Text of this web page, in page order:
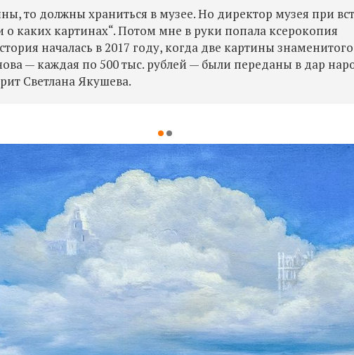
то должны храниться в музее. Но директор музея при
о каких картинах“. Потом мне в руки попала ксерокопия
началась в2017 году, когда две картинызнаменитого
а — каждая по 500 тыс. рублей — были переданы в дар
Светлана Якушева.